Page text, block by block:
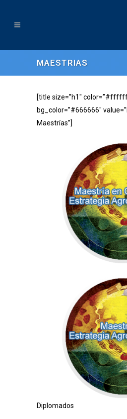
MAESTRIAS
[title size=”h1″
bg_color=”#666666″
Maestrías”]
Diplomados